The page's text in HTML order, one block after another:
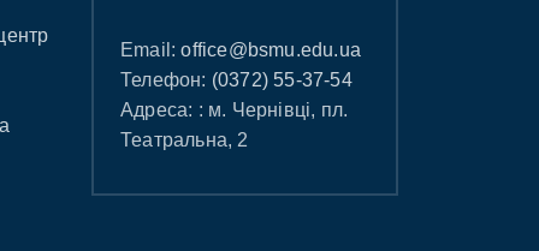
Email:office@bsmu.edu.ua
Телефон: (0372) 55-37-54
Адреса: : м. Чернівці, пл.
Театральна, 2